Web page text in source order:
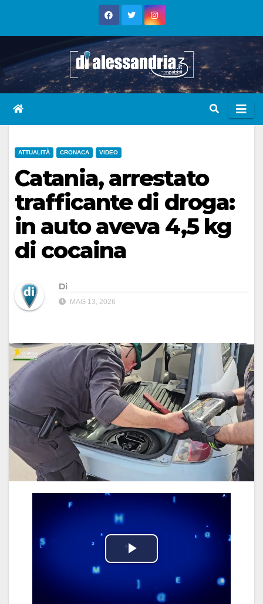
ATTUALITÀ CRONACA VIDEO
Catania, arrestato
trafficante di droga:
in auto aveva 4,5 kg
di cocaina
Di
MAG 13, 2026
P
l